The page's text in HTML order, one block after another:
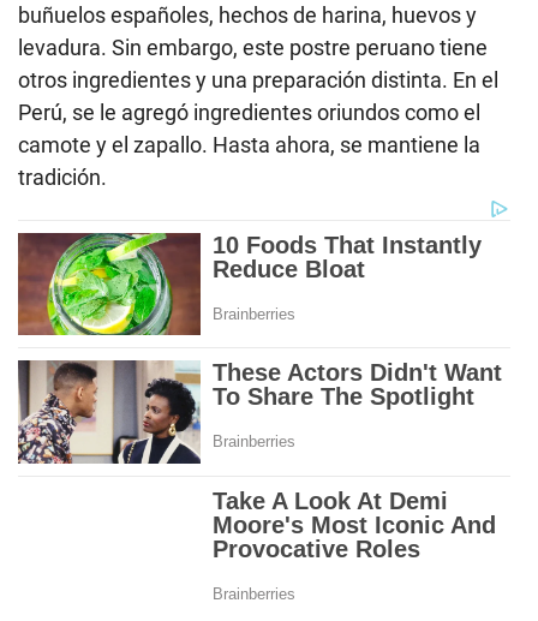
buñuelos españoles, hechos de harina, huevos y
levadura. Sin embargo, este postre peruano tiene
otros ingredientes y una preparación distinta. En el
Perú, se le agregó ingredientes oriundos como el
camote y el zapallo. Hasta ahora, se mantiene la
tradición.